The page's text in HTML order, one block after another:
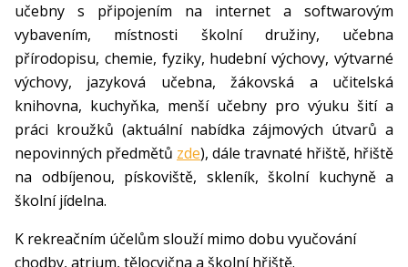
učebny s připojením na internet a softwarovým
vybavením, místnosti školní družiny, učebna
přírodopisu, chemie, fyziky, hudební výchovy, výtvarné
výchovy, jazyková učebna, žákovská a učitelská
knihovna, kuchyňka, menší učebny pro výuku šití a
práci kroužků (aktuální nabídka zájmových útvarů a
nepovinných předmětů zde), dále travnaté hřiště, hřiště
na odbíjenou, pískoviště, skleník, školní kuchyně a
školní jídelna.
K rekreačním účelům slouží mimo dobu vyučování
chodby, atrium, tělocvična a školní hřiště.